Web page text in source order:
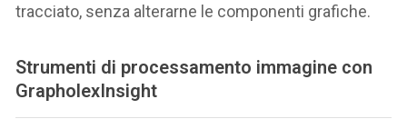
tracciato, senza alterarne le componenti grafiche.
Strumenti di processamento immagine con
GrapholexInsight